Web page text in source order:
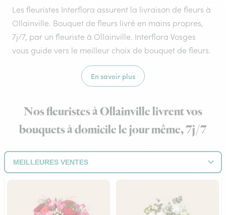
Les fleuristes Interflora assurent la livraison de fleurs à
Ollainville. Bouquet de fleurs livré en mains propres,
7j/7, par un fleuriste à Ollainville. Interflora Vosges
vous guide vers le meilleur choix de bouquet de fleurs.
En savoir plus
Nos fleuristes à Ollainville livrent vos
bouquets à domicile le jour même, 7j/7